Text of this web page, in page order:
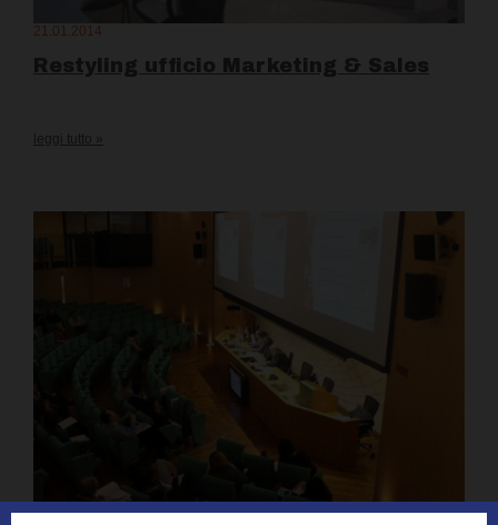
21.01.2014
Restyling ufficio Marketing & Sales
leggi tutto »